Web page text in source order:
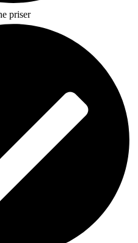
priser